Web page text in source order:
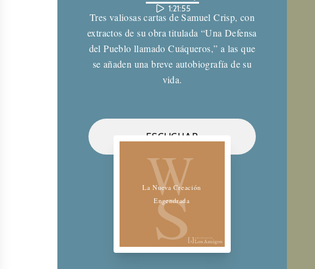
1:21:55
Tres valiosas cartas de Samuel Crisp, con
extractos de su obra titulada “Una Defensa
del Pueblo llamado Cuáqueros,” a las que
se añaden una breve autobiografía de su
vida.
ESCUCHAR
W
S
La Nueva Creación
Engendrada